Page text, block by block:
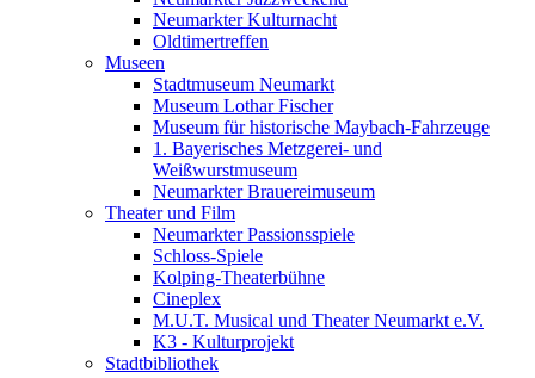
Neumarkter Kulturnacht
Oldtimertreffen
Museen
Stadtmuseum Neumarkt
Museum Lothar Fischer
Museum für historische Maybach-Fahrzeuge
1. Bayerisches Metzgerei- und
Weißwurstmuseum
Neumarkter Brauereimuseum
Theater und Film
Neumarkter Passionsspiele
Schloss-Spiele
Kolping-Theaterbühne
Cineplex
M.U.T. Musical und Theater Neumarkt e.V.
K3 - Kulturprojekt
Stadtbibliothek